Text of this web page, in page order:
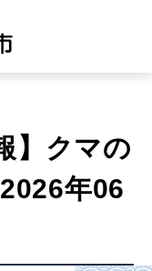
Tagalog
】クマの
年06